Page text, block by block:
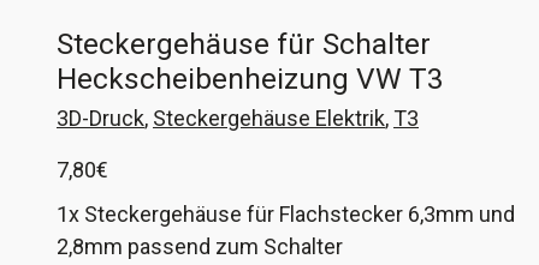
Verkabelung der elektrischen Spiegel, der
Zentralverriegelung und der Klimanalage. VW-
Vergleichsnummer 171 971 999 A, B, C und E.
Steckergehäuse für Schalter
Heckscheibenheizung VW T3
3D-Druck, Steckergehäuse Elektrik,T3
7,80€
1x Steckergehäuse für Flachstecker 6,3mm und
2,8mm passend zum Schalter